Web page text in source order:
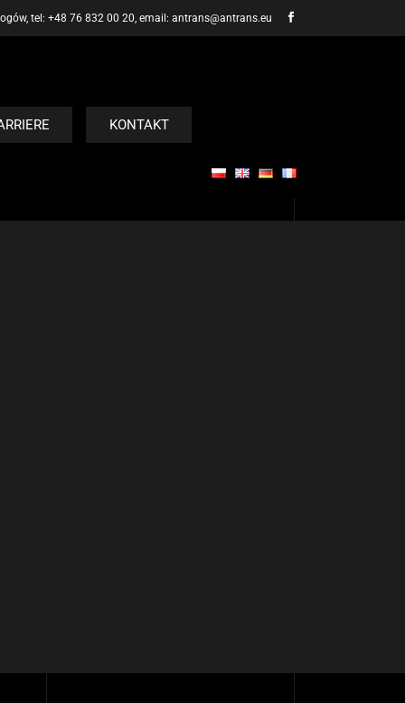
tel: +48 76 832 00 20, email: antrans@antrans.eu
KONTAKT